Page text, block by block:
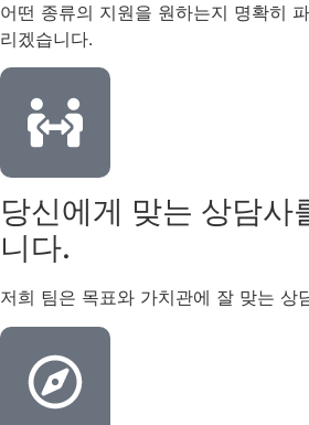
어떤 종류의 지원을 원하는지 명확히
리겠습니다.
당신에게 맞는 상담사
니다.
저희 팀은 목표와 가치관에 잘 맞는 상